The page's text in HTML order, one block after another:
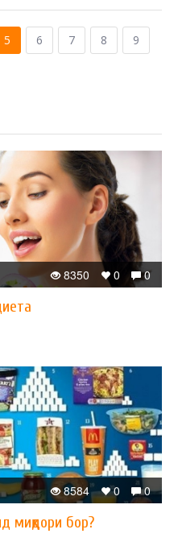
5 6 7 8
9
0
0
8350
0
0
8584
миқдори бор?